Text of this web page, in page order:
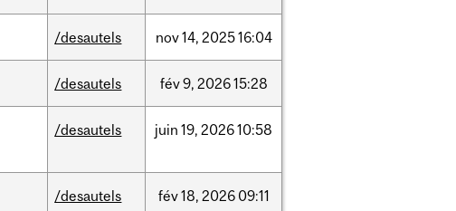
/desautels nov14, 202516:04
/desautels fév9, 202615:28
/desautels juin 19, 202610:58
/desautels fév18, 2026 09:11